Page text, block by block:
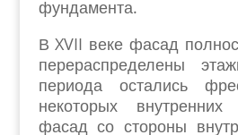
фундамента.
В XVII веке фасад
перераспределены
периода остались
некоторых
фасад со стороны